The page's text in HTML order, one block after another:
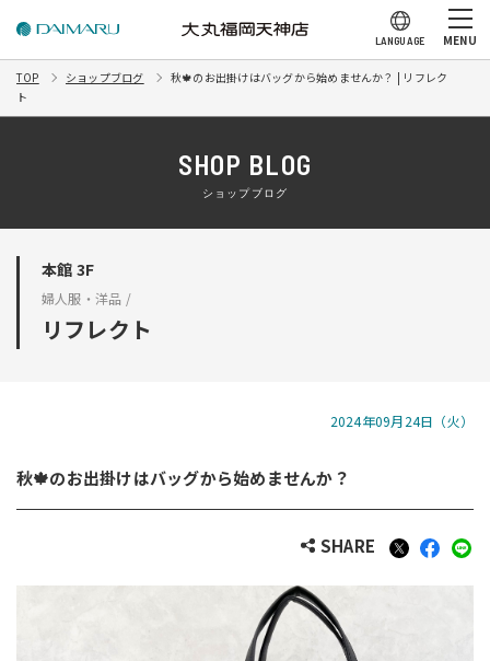
LANGUAGE MENU
TOP ショップブログ
秋🍁のお出掛けはバッグから始めませんか？ | リフレク
ト
SHOP BLOG
ショップブログ
本館 3F
婦人服・洋品 /
リフレクト
2024年09月24日（火）
秋🍁のお出掛けはバッグから始めませんか？
SHARE